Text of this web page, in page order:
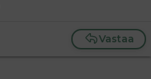
Vastaa